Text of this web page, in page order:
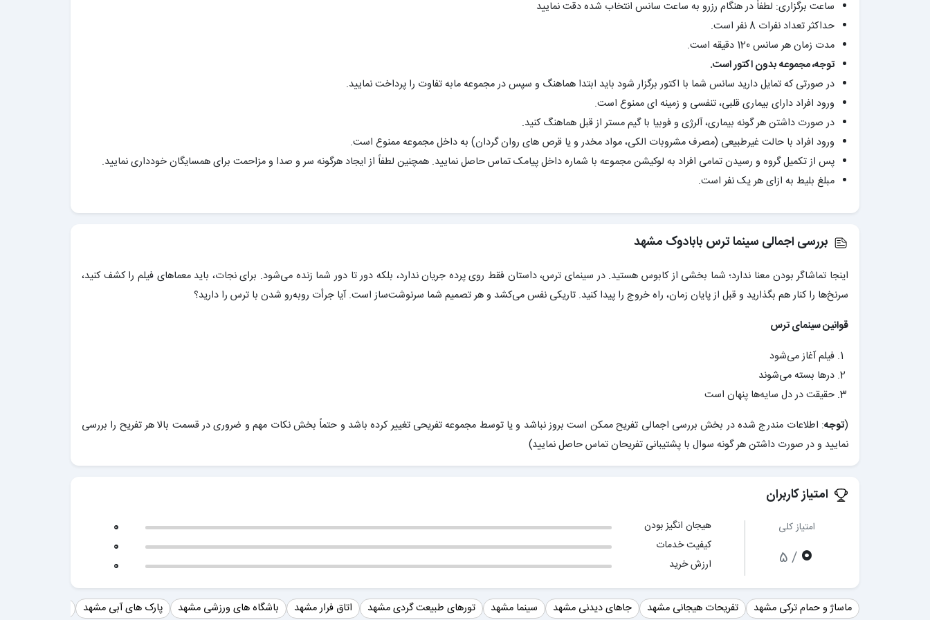
ساعت برگزاری: لطفاً در هنگام رزرو به ساعت سانس انتخاب شده دقت نمایید
حداکثر تعداد نفرات 8 نفر است.
مدت زمان هر سانس 120 دقیقه است.
توجه، مجموعه بدون اکتور است.
در صورتی که تمایل دارید سانس شما با اکتور برگزار شود باید ابتدا هماهنگ و سپس در مجموعه مابه تفاوت را پرداخت نمایید.
ورود افراد دارای بیماری قلبی، تنفسی و زمینه ای ممنوع است.
در صورت داشتن هر گونه بیماری، آلرژی و فوبیا با گیم مستر از قبل هماهنگ کنید.
ورود افراد با حالت غیرطبیعی (مصرف مشروبات الکی، مواد مخدر و یا قرص های روان گردان) به داخل مجموعه ممنوع است.
پس از تکمیل گروه و رسیدن تمامی افراد به لوکیشن مجموعه با شماره داخل پیامک تماس حاصل نمایید. همچنین لطفاً از ایجاد هرگونه سر و صدا و مزاحمت برای همسایگان خودداری نمایید.
مبلغ بلیط به ازای هر یک نفر است.
بررسی اجمالی سینما ترس بابادوک مشهد
اینجا تماشاگر بودن معنا ندارد؛ شما بخشی از کابوس هستید. در سینمای ترس، داستان فقط روی پرده جریان ندارد، بلکه دور تا دور شما زنده می‌شود. برای نجات، باید معماهای فیلم را کشف کنید،
سرنخ‌ها را کنار هم بگذارید و قبل از پایان زمان، راه خروج را پیدا کنید. تاریکی نفس می‌کشد و هر تصمیم شما سرنوشت‌ساز است. آیا جرأت روبه‌رو شدن با ترس را دارید؟
قوانین سینمای ترس
فیلم آغاز می‌شود
درها بسته می‌شوند
حقیقت در دل سایه‌ها پنهان است
(توجه: اطلاعات مندرج شده در بخش بررسی اجمالی تفریح ممکن است بروز نباشد و یا توسط مجموعه تفریحی تغییر کرده باشد و حتماً بخش نکات مهم و ضروری در قسمت بالا هر تفریح را بررسی
نمایید و در صورت داشتن هر گونه سوال با پشتیبانی تفریحان تماس حاصل نمایید)
امتیاز کاربران
امتیاز کلی
0
/ 5
هیجان انگیز بودن 0
کیفیت خدمات 0
ارزش خرید 0
ماساژ و حمام ترکی مشهد تفریحات هیجانی مشهد جاهای دیدنی مشهد سینما مشهد تورهای طبیعت گردی مشهد اتاق فرار مشهد باشگاه های ورزشی مشهد پارک های آبی مشهد